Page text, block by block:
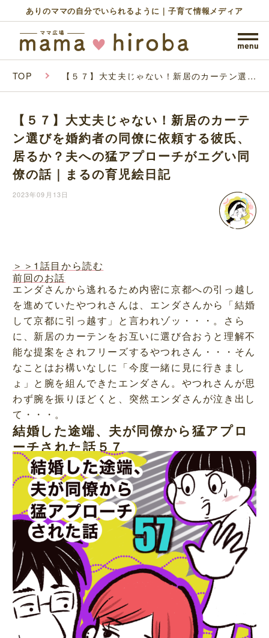
ありのママの自分でいられるように｜子育て情報メディア
TOP 【５７】大丈夫じゃない！新居のカーテン選び
の猛アプローチがエグい同僚の話｜まるの育児
【５７】大丈夫じゃない！新居のカーテ
ン選びを婚約者の同僚に依頼する彼氏、
居るか？夫への猛アプローチがエグい同
僚の話｜まるの育児絵日記
2023年09月13日
＞＞1話目から読む
前回のお話
エンダさんから逃れるため内密に京都への引っ越し
を進めていたやつれさんは、エンダさんから「結婚
して京都に引っ越す」と言われゾッ・・・。さら
に、新居のカーテンをお互いに選び合おうと理解不
能な提案をされフリーズするやつれさん・・・そん
なことはお構いなしに「今度一緒に見に行きまし
ょ」と腕を組んできたエンダさん。やつれさんが思
わず腕を振りほどくと、突然エンダさんが泣き出し
て・・・。
結婚した途端、夫が同僚から猛アプロ
ーチされた話５７